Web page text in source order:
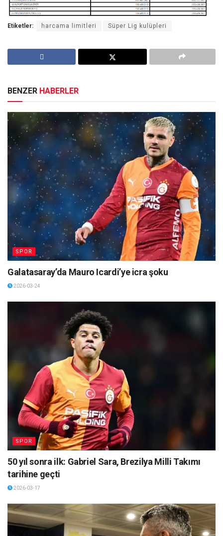
Etiketler: harcama limitleri Süper Lig kulüpleri
BENZER HABERLER
SPOR
Galatasaray’da Mauro Icardi’ye icra şoku
2026-03-24
SPOR
50 yıl sonra ilk: Gabriel Sara, Brezilya Milli Takımı
tarihine geçti
2026-03-17